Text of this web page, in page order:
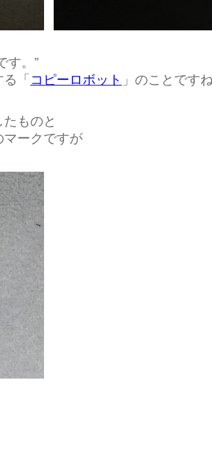
す。”
「 コピーロボット 」のことですね
ものと
マークですが